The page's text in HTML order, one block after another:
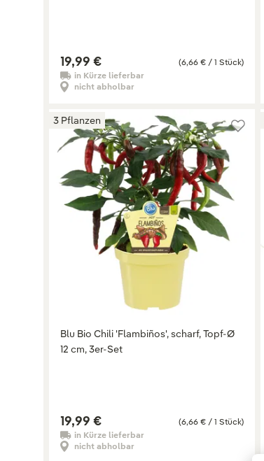
(6,66 € / 1 Stück)
19,99 €
in Kürze lieferbar
nicht abholbar
3 Pflanzen
Blu Bio Chili 'Flambiños', scharf, Topf-Ø
12 cm, 3er-Set
(6,66 € / 1 Stück)
19,99 €
in Kürze lieferbar
nicht abholbar